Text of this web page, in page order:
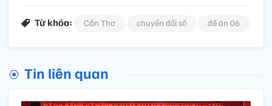
Từ khóa: Cần Thơ chuyển đổi số đề án 06
Tin liên quan